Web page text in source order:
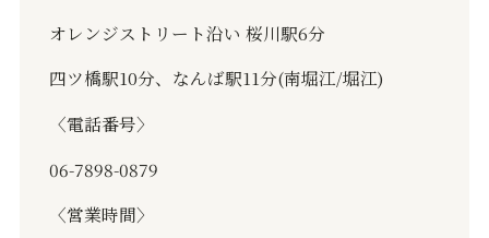
オレンジストリート沿い 桜川駅6分
四ツ橋駅10分、なんば駅11分(南堀江/堀江)
〈電話番号〉
06-7898-0879
〈営業時間〉